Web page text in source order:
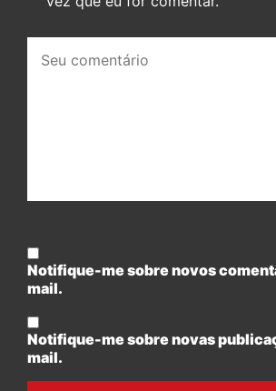
comentário:
Notifique-me sobre novos
mail.
Notifique-me sobre novas
mail.